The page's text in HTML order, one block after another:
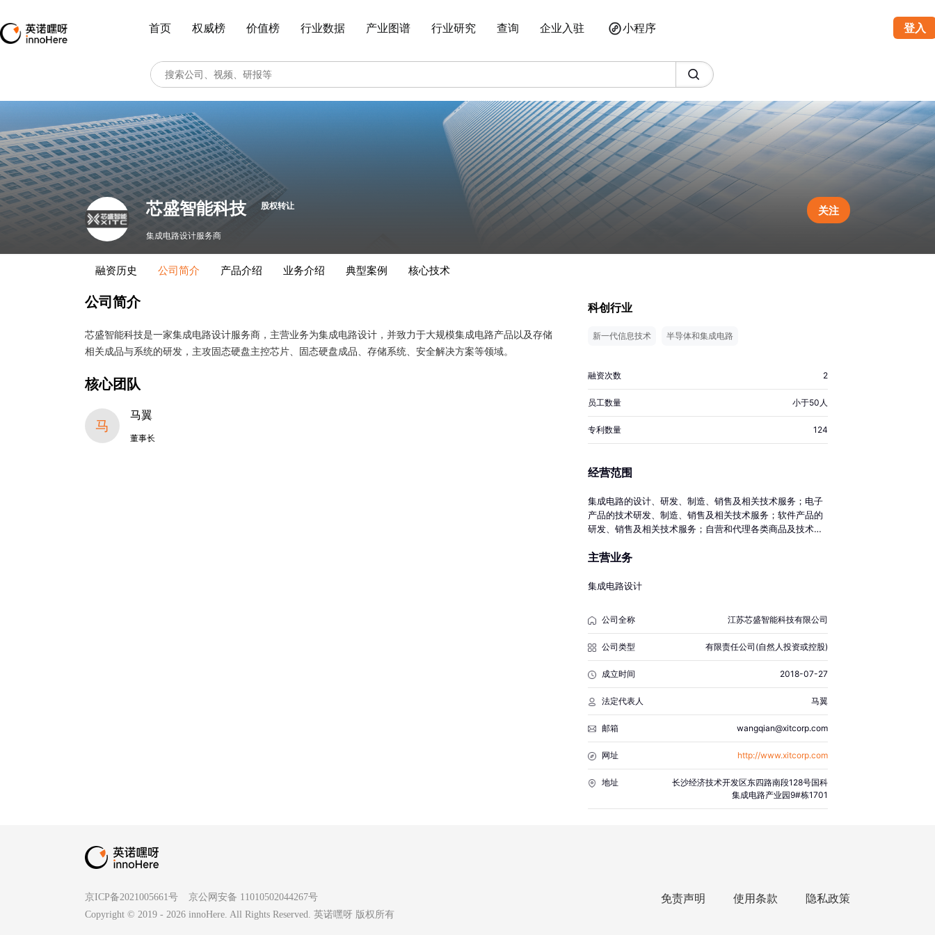
首页 权威榜 价值榜 行业数据 产业图谱 行业研究 查询 企业入驻 小程序 登入
芯盛智能科技 股权转让
集成电路设计服务商
关注
融资历史 公司简介 产品介绍 业务介绍 典型案例 核心技术
公司简介
芯盛智能科技是一家集成电路设计服务商，主营业务为集成电路设计，并致力于大规模集成电路产品以及存储
相关成品与系统的研发，主攻固态硬盘主控芯片、固态硬盘成品、存储系统、安全解决方案等领域。
核心团队
马
马翼
董事长
科创行业
新一代信息技术 半导体和集成电路
融资次数 2
员工数量 小于50人
专利数量 124
经营范围
集成电路的设计、研发、制造、销售及相关技术服务；电子
产品的技术研发、制造、销售及相关技术服务；软件产品的
研发、销售及相关技术服务；自营和代理各类商品及技术的
除外。（依法须经批准的项目，经相关部门批准后方可开展
主营业务
集成电路设计
公司全称 江苏芯盛智能科技有限公司
公司类型 有限责任公司(自然人投资或控股)
成立时间 2018-07-27
法定代表人 马翼
邮箱 wangqian@xitcorp.com
网址 http://www.xitcorp.com
地址
长沙经济技术开发区东四路南段128号国科
集成电路产业园9#栋1701
京ICP备2021005661号
京公网安备 11010502044267号
Copyright © 2019 - 2026 innoHere. All Rights Reserved. 英诺嘿呀 版权所有
免责声明 使用条款 隐私政策